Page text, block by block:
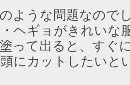
ような問題なので
ヘギョがきれいな
って出ると、すぐ
にカットしたいと